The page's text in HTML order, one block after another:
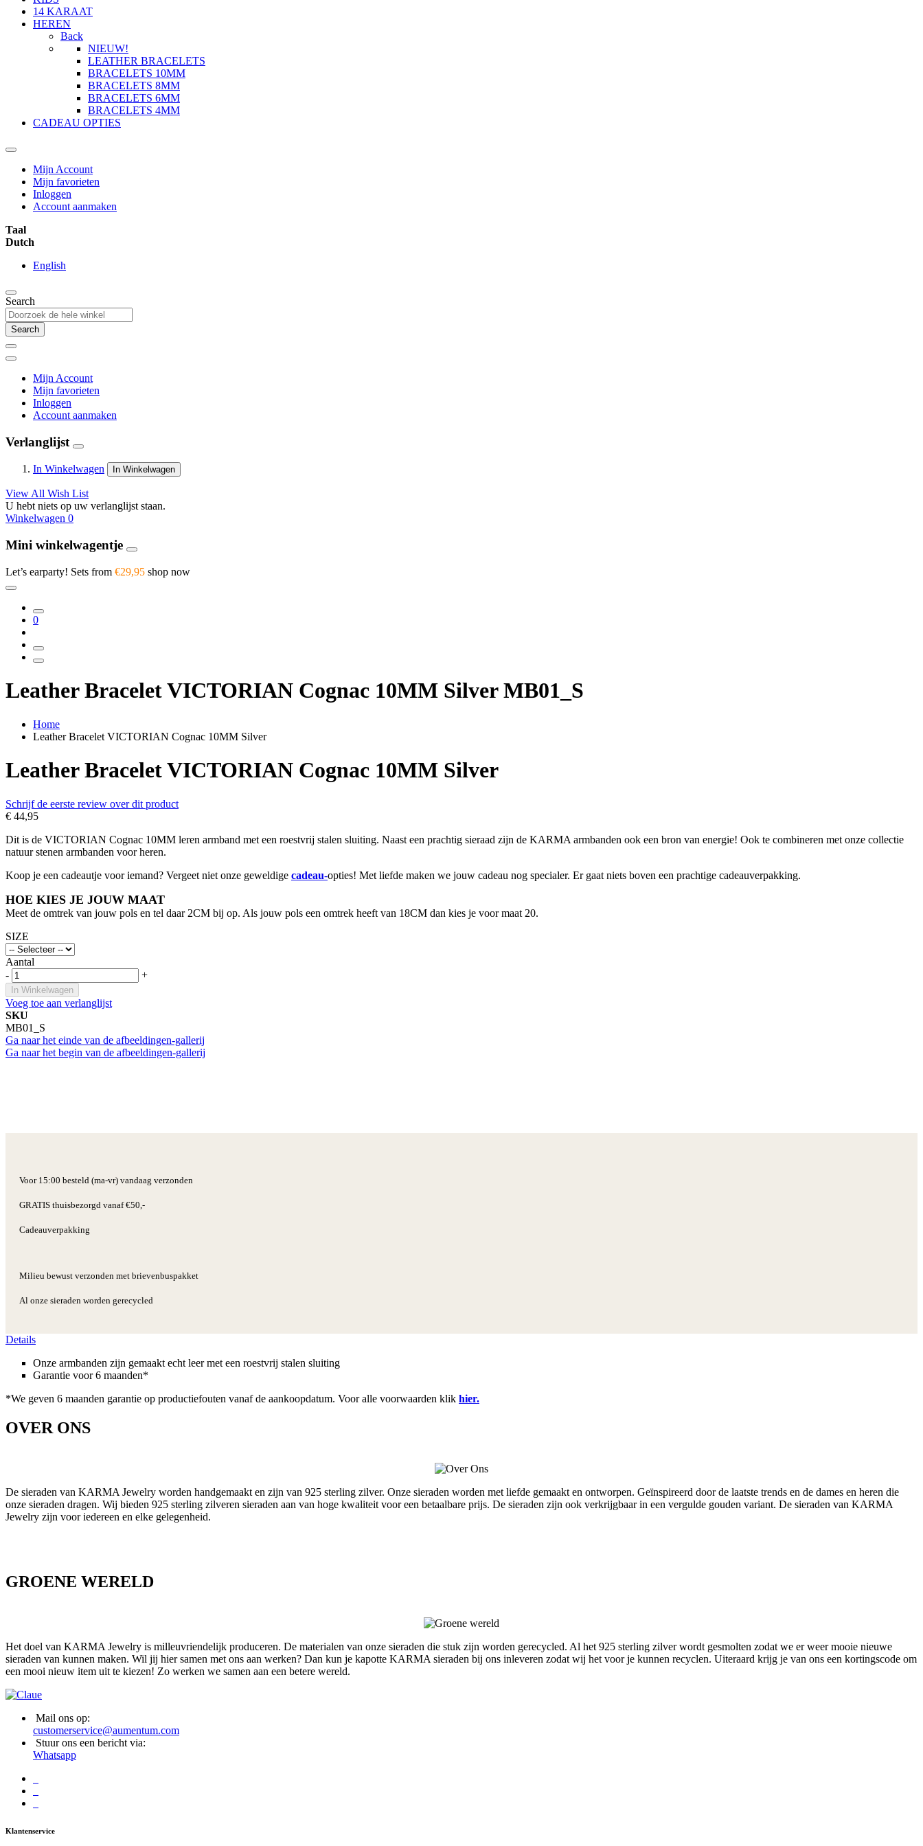
14 KARAAT
HEREN
Back
NIEUW!
LEATHER BRACELETS
BRACELETS 10MM
BRACELETS 8MM
BRACELETS 6MM
BRACELETS 4MM
CADEAU OPTIES
Mijn Account
Mijn favorieten
Inloggen
Account aanmaken
Taal
Dutch
English
Search
Search
Mijn Account
Mijn favorieten
Inloggen
Account aanmaken
Verlanglijst
In Winkelwagen In Winkelwagen
View All Wish List
U hebt niets op uw verlanglijst staan.
Winkelwagen 0
Mini winkelwagentje
Let’s earparty! Sets from €29,95 shop now
0
Leather Bracelet VICTORIAN Cognac 10MM Silver MB01_S
Home
Leather Bracelet VICTORIAN Cognac 10MM Silver
Leather Bracelet VICTORIAN Cognac 10MM Silver
Schrijf de eerste review over dit product
€ 44,95
Dit is de VICTORIAN Cognac 10MM leren armband met een roestvrij stalen sluiting. Naast een prachtig sieraad zijn de KARMA armbanden ook een bron van energie! Ook te combineren met onze collectie
natuur stenen armbanden voor heren.
Koop je een cadeautje voor iemand? Vergeet niet onze geweldige cadeau-opties! Met liefde maken we jouw cadeau nog specialer. Er gaat niets boven een prachtige cadeauverpakking.
HOE KIES JE JOUW MAAT
Meet de omtrek van jouw pols en tel daar 2CM bij op. Als jouw pols een omtrek heeft van 18CM dan kies je voor maat 20.
SIZE
Aantal
-
+
In Winkelwagen
Voeg toe aan verlanglijst
SKU
MB01_S
Ga naar het einde van de afbeeldingen-gallerij
Ga naar het begin van de afbeeldingen-gallerij
Voor 15:00 besteld (ma-vr) vandaag verzonden
GRATIS thuisbezorgd vanaf €50,-
Cadeauverpakking
Milieu bewust verzonden met brievenbuspakket
Al onze sieraden worden gerecycled
Details
Onze armbanden zijn gemaakt echt leer met een roestvrij stalen sluiting
Garantie voor 6 maanden*
*We geven 6 maanden garantie op productiefouten vanaf de aankoopdatum. Voor alle voorwaarden klik hier.
OVER ONS
De sieraden van KARMA Jewelry worden handgemaakt en zijn van 925 sterling zilver. Onze sieraden worden met liefde gemaakt en ontworpen. Geïnspireerd door de laatste trends en de dames en heren die
onze sieraden dragen. Wij bieden 925 sterling zilveren sieraden aan van hoge kwaliteit voor een betaalbare prijs. De sieraden zijn ook verkrijgbaar in een vergulde gouden variant. De sieraden van KARMA
Jewelry zijn voor iedereen en elke gelegenheid.
GROENE WERELD
Het doel van KARMA Jewelry is milleuvriendelijk produceren. De materialen van onze sieraden die stuk zijn worden gerecycled. Al het 925 sterling zilver wordt gesmolten zodat we er weer mooie nieuwe
sieraden van kunnen maken. Wil jij hier samen met ons aan werken? Dan kun je kapotte KARMA sieraden bij ons inleveren zodat wij het voor je kunnen recyclen. Uiteraard krijg je van ons een kortingscode om
een mooi nieuw item uit te kiezen! Zo werken we samen aan een betere wereld.
Mail ons op:
customerservice@aumentum.com
Stuur ons een bericht via:
Whatsapp
Klantenservice